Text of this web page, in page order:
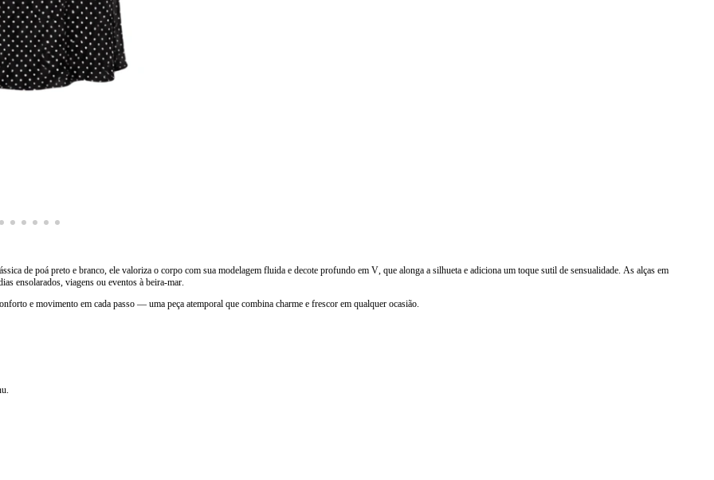
de poá preto e branco, ele valoriza o corpo com sua modelagem fluida e decote profundo em V, que alonga a silhueta e adiciona um toque sutil de sensualidade. As alças em
ensolarados, viagens ou eventos à beira-mar.
e movimento em cada passo — uma peça atemporal que combina charme e frescor em qualquer ocasião.